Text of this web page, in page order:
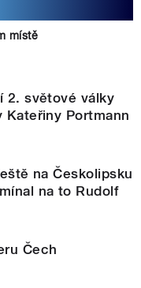
místě
2. světové války
Portmann
na Českolipsku
na to Rudolf
Čech